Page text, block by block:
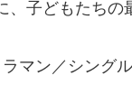
、子どもたちの
ラマン／シング